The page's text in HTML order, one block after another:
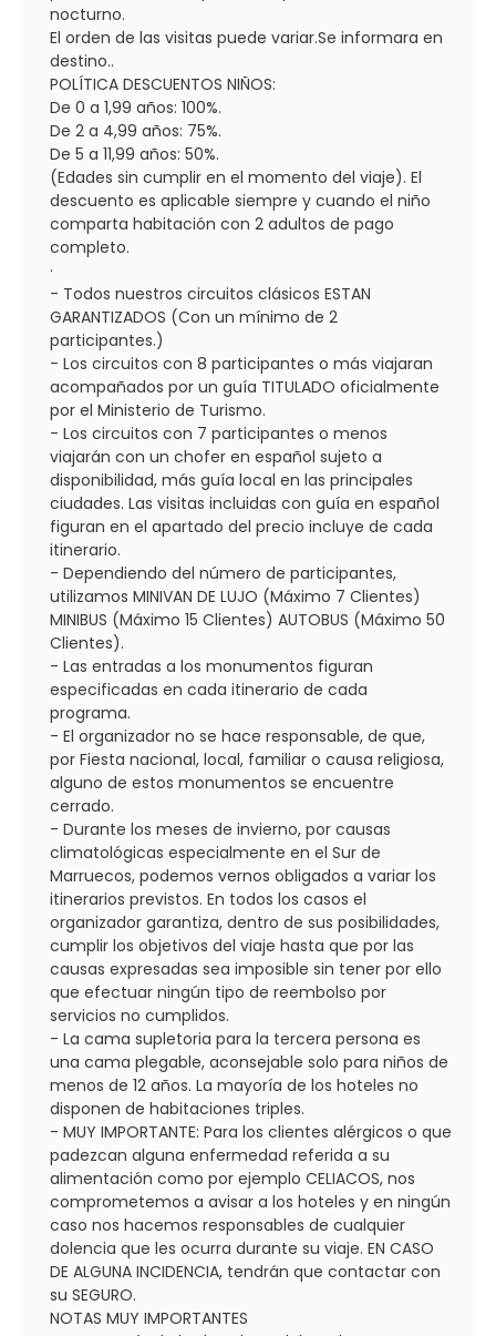
nocturno.
El orden de las visitas puede variar.Se informara en
destino..
POLÍTICA DESCUENTOS NIÑOS:
De 0 a 1,99 años: 100%.
De 2 a 4,99 años: 75%.
De 5 a 11,99 años: 50%.
(Edades sin cumplir en el momento del viaje). El
descuento es aplicable siempre y cuando el niño
comparta habitación con 2 adultos de pago
completo.
·
- Todos nuestros circuitos clásicos ESTAN
GARANTIZADOS (Con un mínimo de 2
participantes.)
- Los circuitos con 8 participantes o más viajaran
acompañados por un guía TITULADO oficialmente
por el Ministerio de Turismo.
- Los circuitos con 7 participantes o menos
viajarán con un chofer en español sujeto a
disponibilidad, más guía local en las principales
ciudades. Las visitas incluidas con guía en español
figuran en el apartado del precio incluye de cada
itinerario.
- Dependiendo del número de participantes,
utilizamos MINIVAN DE LUJO (Máximo 7 Clientes)
MINIBUS (Máximo 15 Clientes) AUTOBUS (Máximo 50
Clientes).
- Las entradas a los monumentos figuran
especificadas en cada itinerario de cada
programa.
- El organizador no se hace responsable, de que,
por Fiesta nacional, local, familiar o causa religiosa,
alguno de estos monumentos se encuentre
cerrado.
- Durante los meses de invierno, por causas
climatológicas especialmente en el Sur de
Marruecos, podemos vernos obligados a variar los
itinerarios previstos. En todos los casos el
organizador garantiza, dentro de sus posibilidades,
cumplir los objetivos del viaje hasta que por las
causas expresadas sea imposible sin tener por ello
que efectuar ningún tipo de reembolso por
servicios no cumplidos.
- La cama supletoria para la tercera persona es
una cama plegable, aconsejable solo para niños de
menos de 12 años. La mayoría de los hoteles no
disponen de habitaciones triples.
- MUY IMPORTANTE: Para los clientes alérgicos o que
padezcan alguna enfermedad referida a su
alimentación como por ejemplo CELIACOS, nos
comprometemos a avisar a los hoteles y en ningún
caso nos hacemos responsables de cualquier
dolencia que les ocurra durante su viaje. EN CASO
DE ALGUNA INCIDENCIA, tendrán que contactar con
su SEGURO.
NOTAS MUY IMPORTANTES